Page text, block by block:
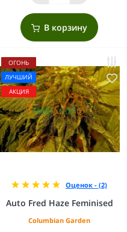
В корзину
ОГОНЬ
ЛУЧШИЙ
АКЦИЯ
Оценок - (2)
Auto Fred Haze Feminised
Columbian Garden